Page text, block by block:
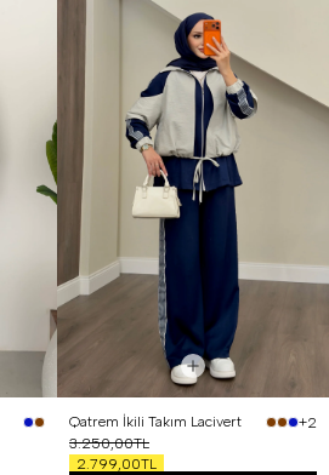
Qatrem İkili Takım Lacivert
+2
3.250,00TL
2.799,00TL